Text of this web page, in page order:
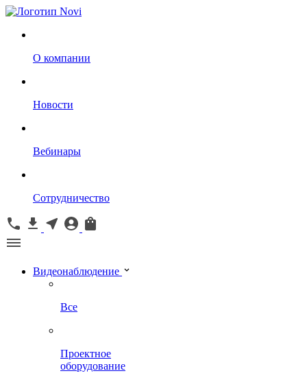
О компании
Новости
Вебинары
Сотрудничество
Видеонаблюдение
Все
Проектное
оборудование